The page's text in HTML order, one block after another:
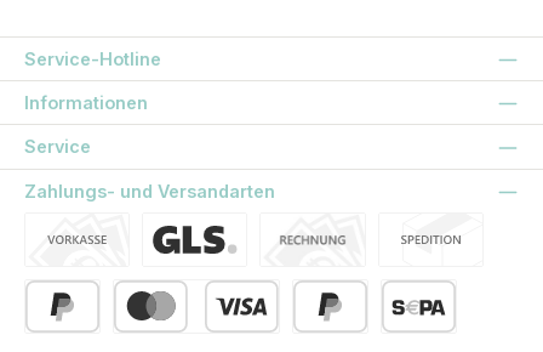
Service-Hotline
Informationen
Service
Zahlungs- und Versandarten
Vorkasse Kauf auf Rechnung
Standard Spedition